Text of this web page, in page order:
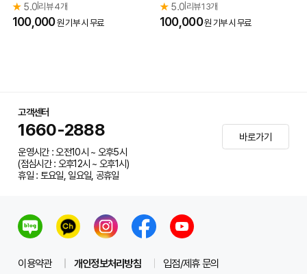
★5.0 리뷰 4개
100,000원 기부 시 무료
★ 5.0 리뷰 13개
100,000원 기부 시 무료
고객센터
1660-2888
운영시간 : 오전10시 ~ 오후5시
(점심시간 : 오후12시 ~ 오후1시)
휴일 : 토요일, 일요일, 공휴일
바로가기
이용약관 개인정보처리방침 입점/제휴 문의